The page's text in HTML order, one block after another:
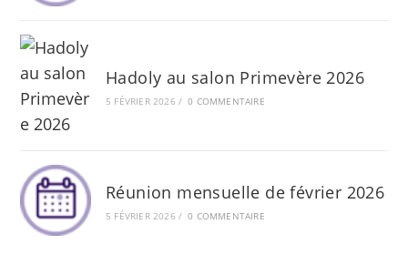
Hadoly au salon Primevère 2026
5 FÉVRIER 2026 / 0 COMMENTAIRE
Réunion mensuelle de février 2026
5 FÉVRIER 2026 / 0 COMMENTAIRE